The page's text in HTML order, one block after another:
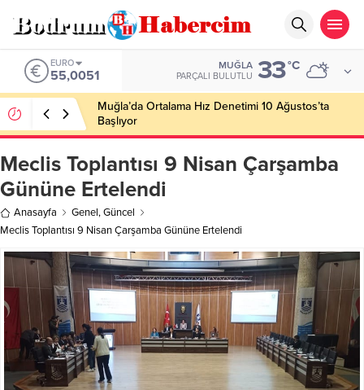
EURO
55,0051
MUĞLA
PARÇALI BULUTLU 33°C
Muğla’da Ortalama Hız Denetimi 10 Ağustos’ta
Başlıyor
Meclis Toplantısı 9 Nisan Çarşamba
Gününe Ertelendi
Anasayfa Genel,Güncel
Meclis Toplantısı 9 Nisan Çarşamba Gününe Ertelendi